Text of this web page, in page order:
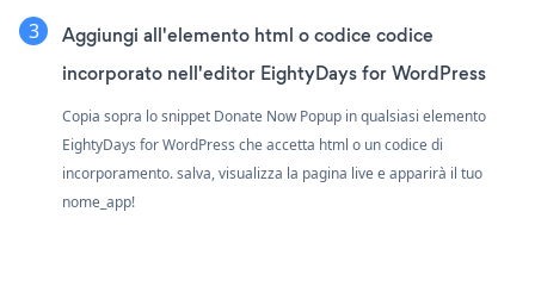
Aggiungi all'elemento html o codice codice
incorporato nell'editor EightyDays for WordPress
Copia sopra lo snippet Donate Now Popup in qualsiasi elemento
EightyDays for WordPress che accetta html o un codice di
incorporamento. salva, visualizza la pagina live e apparirà il tuo
nome_app!